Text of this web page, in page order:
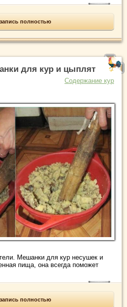
полностью
для кур и цыплят
Содержание кур
Мешанки для кур несушек и
пища, она всегда поможет
полностью